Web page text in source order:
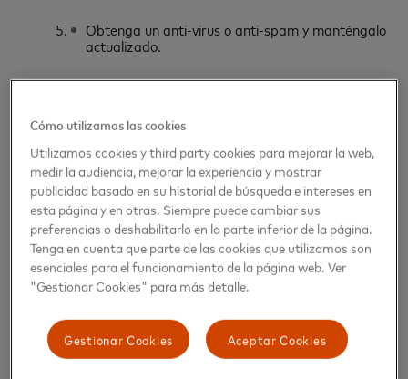
Obtenga un anti-virus o anti-spam y manténgalo
actualizado.
De seguimiento continuo a los movimientos en
Realice un presupuesto:Unos días antes de la fecha,
realice una lista de las cosas qué realmente desea y
necesita y defina el monto que va destinar a cada
uno. Este consejo no solo le ayudará en el Black Friday
y Cybermonday, sino que también en el día a día.
Recuerde que utilizar sus tarjetas de débito le
ayudará a tener un mayor control de sus gastos y así
evitará endeudarse.
Cómo utilizamos las cookies
Utilizamos cookies y third party cookies para mejorar la web,
medir la audiencia, mejorar la experiencia y mostrar
publicidad basado en su historial de búsqueda e intereses en
esta página y en otras. Siempre puede cambiar sus
preferencias o deshabilitarlo en la parte inferior de la página.
Tenga en cuenta que parte de las cookies que utilizamos son
esenciales para el funcionamiento de la página web. Ver
"Gestionar Cookies" para más detalle.
Aceptar Cookies
Gestionar Cookies